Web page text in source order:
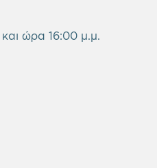
ώρα 16:00 μ.μ.